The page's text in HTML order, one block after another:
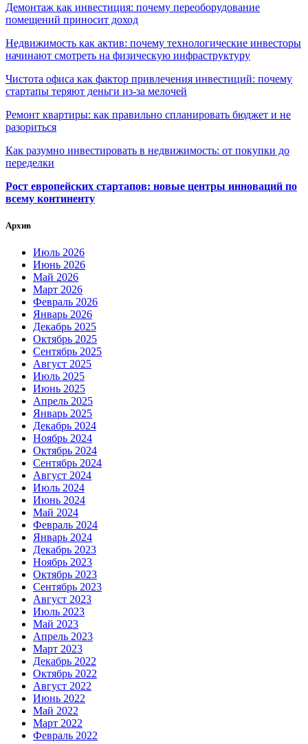
Демонтаж как инвестиция: почему переоборудование
помещений приносит доход
Недвижимость как актив: почему технологические инвесторы
начинают смотреть на физическую инфраструктуру
Чистота офиса как фактор привлечения инвестиций: почему
стартапы теряют деньги из-за мелочей
Ремонт квартиры: как правильно спланировать бюджет и не
разориться
Как разумно инвестировать в недвижимость: от покупки до
переделки
Рост европейских стартапов: новые центры инноваций по
всему континенту
Архив
Июль 2026
Июнь 2026
Май 2026
Март 2026
Февраль 2026
Январь 2026
Декабрь 2025
Октябрь 2025
Сентябрь 2025
Август 2025
Июль 2025
Июнь 2025
Апрель 2025
Январь 2025
Декабрь 2024
Ноябрь 2024
Октябрь 2024
Сентябрь 2024
Август 2024
Июль 2024
Июнь 2024
Май 2024
Февраль 2024
Январь 2024
Декабрь 2023
Ноябрь 2023
Октябрь 2023
Сентябрь 2023
Август 2023
Июль 2023
Май 2023
Апрель 2023
Март 2023
Декабрь 2022
Октябрь 2022
Август 2022
Июнь 2022
Май 2022
Март 2022
Февраль 2022